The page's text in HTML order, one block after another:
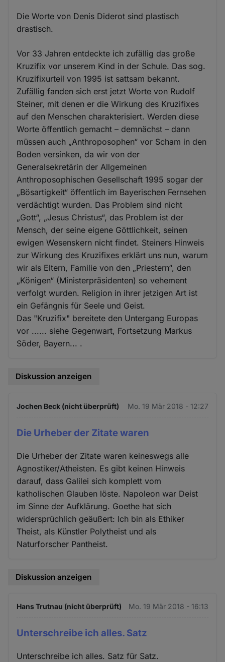
Die Worte von Denis Diderot sind plastisch
drastisch.
Vor 33 Jahren entdeckte ich zufällig das große
Kruzifix vor unserem Kind in der Schule. Das sog.
Kruzifixurteil von 1995 ist sattsam bekannt.
Zufällig fanden sich erst jetzt Worte von Rudolf
Steiner, mit denen er die Wirkung des Kruzifixes
auf den Menschen charakterisiert. Werden diese
Worte öffentlich gemacht – demnächst – dann
müssen auch „Anthroposophen“ vor Scham in den
Boden versinken, da wir von der
Generalsekretärin der Allgemeinen
Anthroposophischen Gesellschaft 1995 sogar der
„Bösartigkeit“ öffentlich im Bayerischen Fernsehen
verdächtigt wurden. Das Problem sind nicht
„Gott“, „Jesus Christus“, das Problem ist der
Mensch, der seine eigene Göttlichkeit, seinen
ewigen Wesenskern nicht findet. Steiners Hinweis
zur Wirkung des Kruzifixes erklärt uns nun, warum
wir als Eltern, Familie von den „Priestern“, den
„Königen“ (Ministerpräsidenten) so vehement
verfolgt wurden. Religion in ihrer jetzigen Art ist
ein Gefängnis für Seele und Geist.
Das "Kruzifix" bereitete den Untergang Europas
vor ...... siehe Gegenwart, Fortsetzung Markus
Söder, Bayern... .
Diskussion anzeigen
Jochen Beck (nicht überprüft) Mo. 19 Mär 2018 - 12:27
Die Urheber der Zitate waren
Die Urheber der Zitate waren keineswegs alle
Agnostiker/Atheisten. Es gibt keinen Hinweis
darauf, dass Galilei sich komplett vom
katholischen Glauben löste. Napoleon war Deist
im Sinne der Aufklärung. Goethe hat sich
widersprüchlich geäußert: Ich bin als Ethiker
Theist, als Künstler Polytheist und als
Naturforscher Pantheist.
Diskussion anzeigen
Hans Trutnau (nicht überprüft) Mo. 19 Mär 2018 - 16:13
Unterschreibe ich alles. Satz
Unterschreibe ich alles. Satz für Satz.